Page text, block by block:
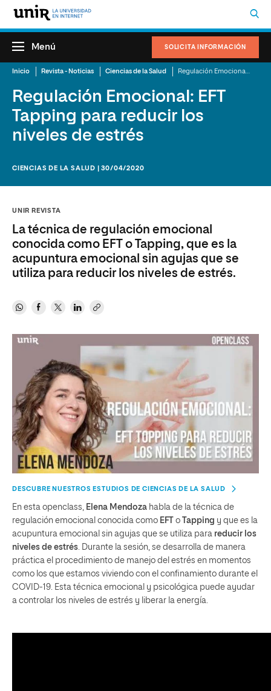
SOLICITA INFORMACIÓN
Menú
Inicio Revista - Noticias Ciencias de la Salud
Regulación Emocional: EFT
Tapping para reducir los
niveles de estrés
CIENCIAS DE LA SALUD | 30/04/2020
UNIR REVISTA
La técnica de regulación emocional
conocida como EFT o Tapping, que es la
acupuntura emocional sin agujas que se
utiliza para reducir los niveles de estrés.
DESCUBRE NUESTROS ESTUDIOS DE CIENCIAS DE LA SALUD
En esta openclass, Elena Mendoza habla de la técnica de
regulación emocional conocida como EFT o Tapping y que es la
acupuntura emocional sin agujas que se utiliza para reducir los
niveles de estrés . Durante la sesión, se desarrolla de manera
práctica el procedimiento de manejo del estrés en momentos
como los que estamos viviendo con el confinamiento durante el
COVID-19. Esta técnica emocional y psicológica puede ayudar
a controlar los niveles de estrés y liberar la energía.